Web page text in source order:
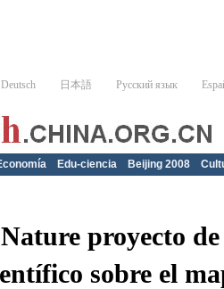
Edu-ciencia Beijing 2008
proyecto de
sobre el